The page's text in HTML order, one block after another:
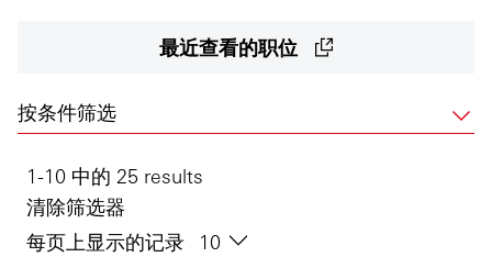
最近查看的职位
按条件筛选
1-10 中的 25 results
清除筛选器
每页上显示的记录